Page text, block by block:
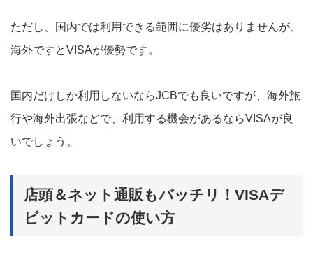
ただし、国内では利用できる範囲に優劣はありませんが、
海外ですとVISAが優勢です。
国内だけしか利用しないならJCBでも良いですが、海外旅
行や海外出張などで、利用する機会があるならVISAが良
いでしょう。
店頭＆ネット通販もバッチリ！VISAデ
ビットカードの使い方